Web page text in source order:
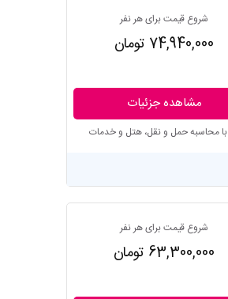
شروع قیمت برای هر نفر
74,940,000 تومان
مشاهده جزئیات
با محاسبه حمل و نقل، هتل و خدمات
شروع قیمت برای هر نفر
63,300,000 تومان